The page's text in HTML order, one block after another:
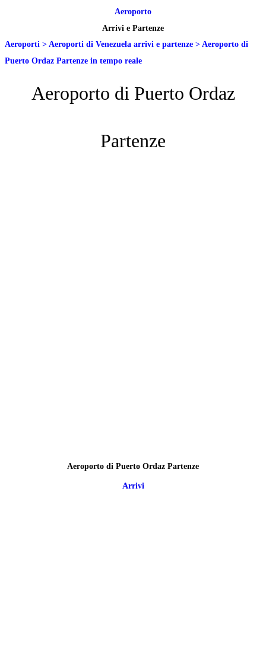
Aeroporto
Arrivi e Partenze
Aeroporti > Aeroporti di Venezuela arrivi e partenze > Aeroporto di
Puerto Ordaz Partenze in tempo reale
Aeroporto di Puerto Ordaz
Partenze
Aeroporto di Puerto Ordaz Partenze
Arrivi